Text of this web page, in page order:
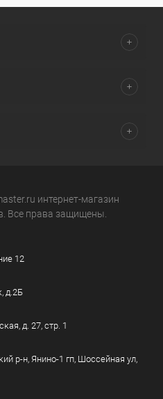
интернет-магазин
Все права защищены.
12
д.2Б
д. 27, стр. 1
р-н, Янино-1 гп, Шоссейная ул,